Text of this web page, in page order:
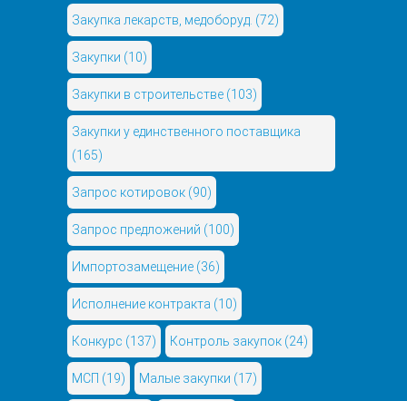
Закупка лекарств, медоборуд. (72)
Закупки (10)
Закупки в строительстве (103)
Закупки у единственного поставщика
(165)
Запрос котировок (90)
Запрос предложений (100)
Импортозамещение (36)
Исполнение контракта (10)
Конкурс (137) Контроль закупок (24)
МСП (19) Малые закупки (17)